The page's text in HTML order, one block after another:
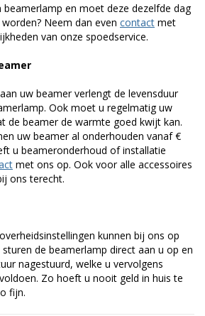
en moet deze dezelfde dag
Neem dan even contact met
van onze spoedservice.
uw beamer verlengt de levensduur
Ook moet u regelmatig uw
de beamer de warmte goed kwijt kan.
uw beamer al onderhouden vanaf €
u beameronderhoud of installatie
met ons op. Ook voor alle accessoires
ons terecht.
kunnen bij ons op
de beamerlamp direct aan u op en
nagestuurd, welke u vervolgens
Zo hoeft u nooit geld in huis te
fijn.